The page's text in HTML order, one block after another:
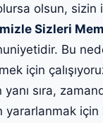
olsun,
Sizleri
Bu
için
yanı sıra,
yararlanmak